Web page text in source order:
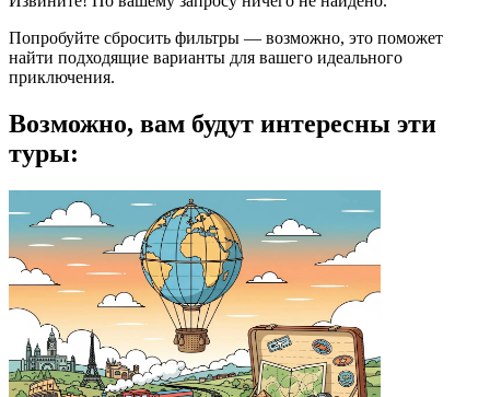
Попробуйте сбросить фильтры — возможно, это поможет
найти подходящие варианты для вашего идеального
приключения.
Возможно, вам будут интересны эти
туры: